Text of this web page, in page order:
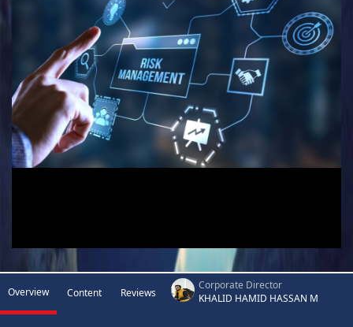
Overview Content Reviews
Corporate Director
KHALID HAMID HASSAN M